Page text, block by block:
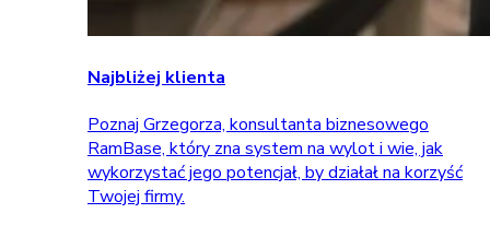
Najbliżej klienta
Poznaj Grzegorza, konsultanta biznesowego
RamBase, który zna system na wylot i wie, jak
wykorzystać jego potencjał, by działał na korzyść
Twojej firmy.